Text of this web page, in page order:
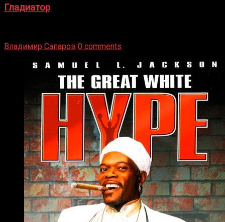
Гладиатор
Владимир Сапаров 0 comments